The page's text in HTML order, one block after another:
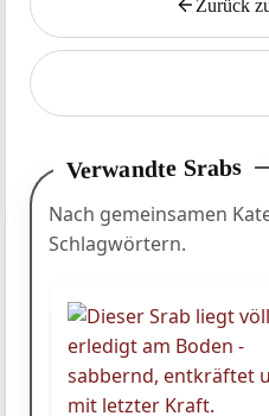
Zurück
Verwandte Srabs
Nach gemeinsamen
Schlagwörtern.